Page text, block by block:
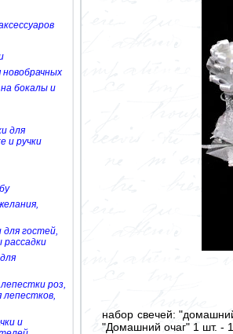
бокалы и
для
и ручки
для гостей,
роз,
лепестков,
и
набор свечей:
"Домашний очаг" 1 шт. -